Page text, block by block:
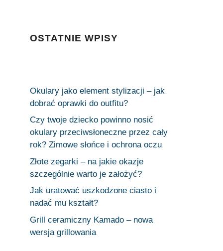
OSTATNIE WPISY
Okulary jako element stylizacji – jak
dobrać oprawki do outfitu?
Czy twoje dziecko powinno nosić
okulary przeciwsłoneczne przez cały
rok? Zimowe słońce i ochrona oczu
Złote zegarki – na jakie okazje
szczególnie warto je założyć?
Jak uratować uszkodzone ciasto i
nadać mu kształt?
Grill ceramiczny Kamado – nowa
wersja grillowania